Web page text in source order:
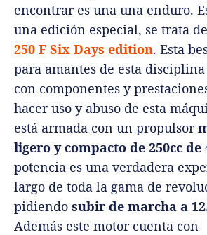
encontrar es una una enduro.
una edición especial, se trata
250 F Six Days edition. Esta
para amantes de esta
con componentes y
hacer uso y abuso de esta
está armada con un propulsor
ligero y compacto de 250cc de
potencia es una verdadera
largo de toda la gama de
pidiendo subir de marcha a
Además este motor cuenta con